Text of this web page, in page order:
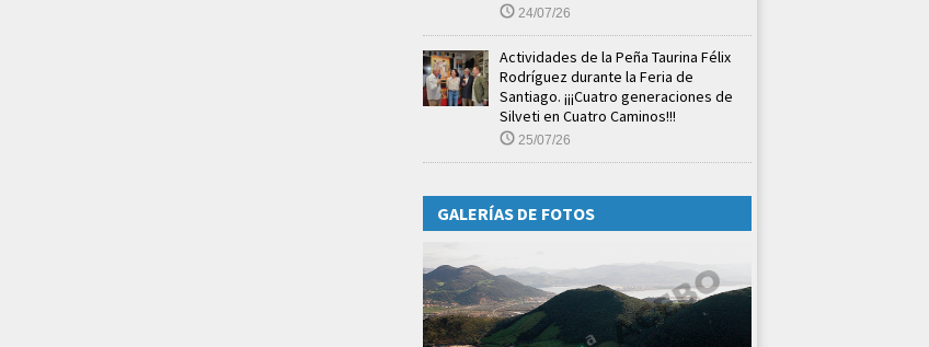
24/07/26
Actividades de la Peña Taurina Félix
Rodríguez durante la Feria de
Santiago. ¡¡¡Cuatro generaciones de
Silveti en Cuatro Caminos!!!
25/07/26
GALERÍAS DE FOTOS